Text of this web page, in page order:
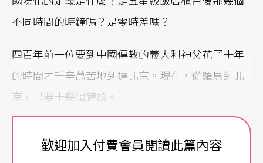
不同時間的時鐘嗎？是零時差嗎？
四百年前一位要到中國傳教的義大利神父花了十年
的時間才千辛萬苦地到達北京。現在，從羅馬到北
京，只要十幾個鐘頭。
鬼交換靈魂，只要你願意行動，很少有什麼地方無
歡迎加入付費會員閱讀此篇內容